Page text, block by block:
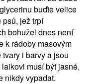
buďte velice
psů, jež trpí
bohužel dnes není
k rádoby masovým
i barvy a jsou
musí být jasné,
nikdy vypadat.